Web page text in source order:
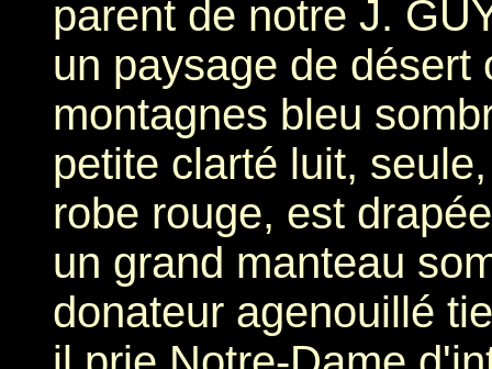
parent de notre J.
un paysage de désert
montagnes bleu
petite clarté luit,
robe rouge, est
un grand manteau
donateur agenouillé